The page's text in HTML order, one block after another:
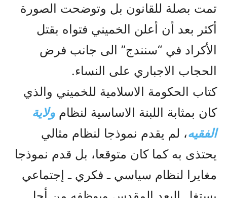
تمت بصلة للقانون بل وتوضحت الصورة
أکثر بعد أن أعلن الخميني فتواه بقتل
الأكراد في “سنندج” الى جانب فرض
الحجاب الاجباري على النساء.
كتاب الحكومة الاسلامية للخميني والذي
کان بمثابة اللبنة الاساسية لنظام ولاية
الفقيه، لم يقدم نموذجا لنظام مثالي
يحتذى به كما كان متوقعا، بل قدم نموذجا
مغايرا لنظام سياسي ـ فكري ـ إجتماعي